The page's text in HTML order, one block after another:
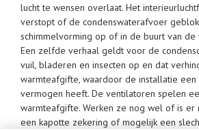
lucht te wensen overlaat. Het
verstopt of de condenswaterafvoer
schimmelvorming op of in de buurt van
Een zelfde verhaal geldt voor de
vuil, bladeren en insecten op en dat
warmteafgifte, waardoor de installatie
vermogen heeft. De ventilatoren spelen
warmteafgifte. Werken ze nog wel of is er
een kapotte zekering of mogelijk een